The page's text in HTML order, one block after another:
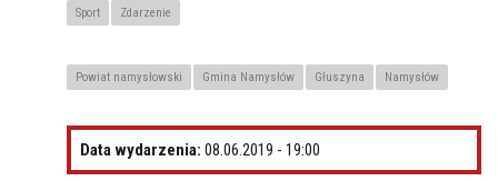
Sport Zdarzenie
Powiat namysłowski Gmina Namysłów Głuszyna Namysłów
Data wydarzenia: 08.06.2019 - 19:00